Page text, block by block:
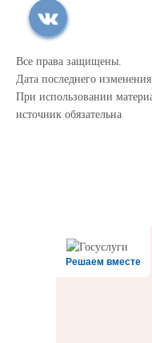
Все права защищены.
Дата последнего
При использовании
источник обязательна
Решаем вместе